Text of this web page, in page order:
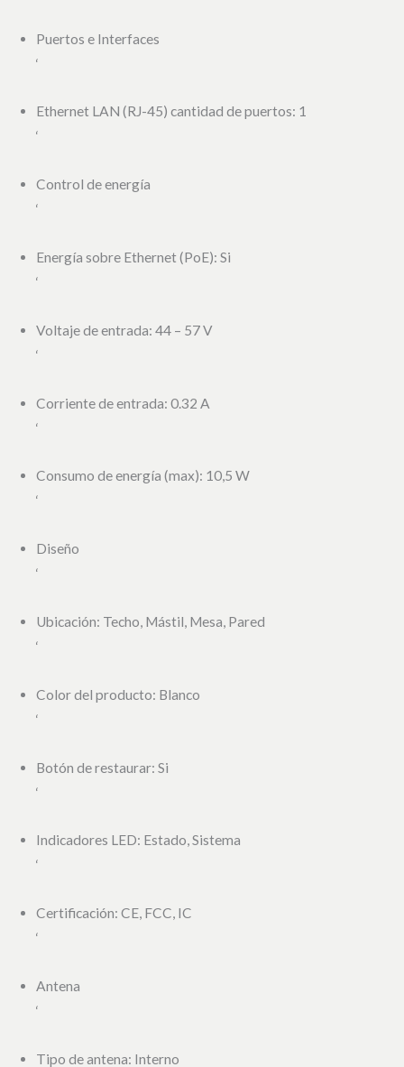
Puertos e Interfaces
‘
Ethernet LAN (RJ-45) cantidad de puertos: 1
‘
Control de energía
‘
Energía sobre Ethernet (PoE): Si
‘
Voltaje de entrada: 44 – 57 V
‘
Corriente de entrada: 0.32 A
‘
Consumo de energía (max): 10,5 W
‘
Diseño
‘
Ubicación: Techo, Mástil, Mesa, Pared
‘
Color del producto: Blanco
‘
Botón de restaurar: Si
‘
Indicadores LED: Estado, Sistema
‘
Certificación: CE, FCC, IC
‘
Antena
‘
Tipo de antena: Interno